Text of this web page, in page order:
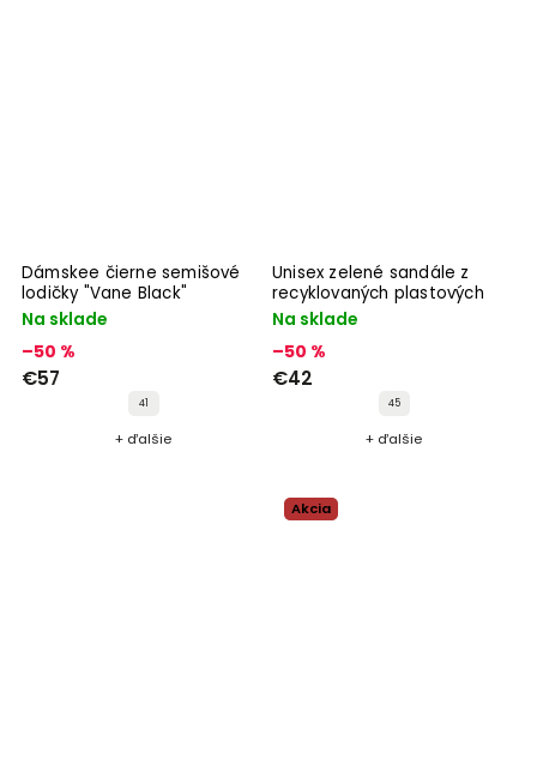
Dámskee čierne semišové
lodičky "Vane Black"
Na sklade
–50 %
€57
41
+ ďalšie
Unisex zelené sandále z
recyklovaných plastových
fliaš "BALI PET Green“
Na sklade
–50 %
€42
45
+ ďalšie
Akcia